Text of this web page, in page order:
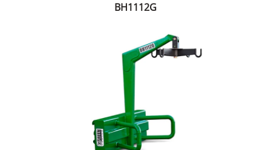
BH1112G